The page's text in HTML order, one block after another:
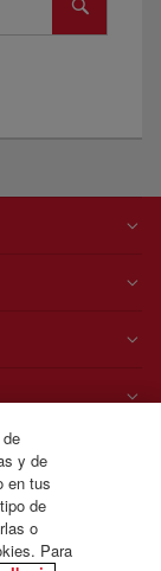
a domingo
y de
en tus
de
o
Para